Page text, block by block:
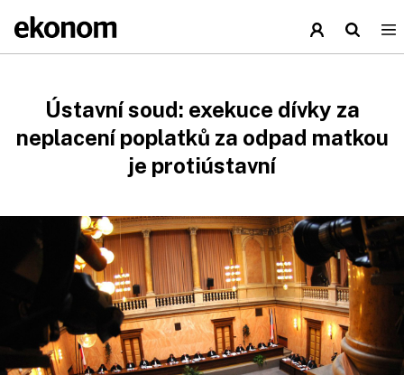
Ústavní soud: exekuce dívky za
neplacení poplatků za odpad matkou
je protiústavní